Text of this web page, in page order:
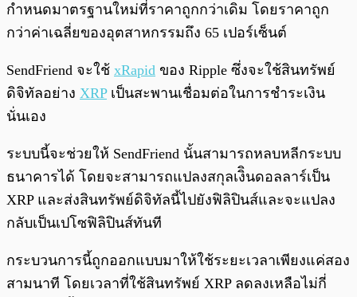
กำหนดมาตรฐานใหม่ที่ราคาถูกกว่าเดิม โดยราคาถูก
กว่าค่าเฉลี่ยของอุตสาหกรรมถึง 65 เปอร์เซ็นต์
SendFriend จะใช้ xRapid ของ Ripple ซึ่งจะใช้สินทรัพย์
ดิจิทัลอย่าง XRPเป็นสะพานเชื่อมต่อในการชำระเงิน
นั่นเอง
ระบบนี้จะช่วยให้ SendFriend นั้นสามารถหลบหลีกระบบ
ธนาคารได้ โดยจะสามารถแปลงสกุลเงิินดอลลาร์เป็น
XRP และส่งสินทรัพย์ดิจิทัลนี้ไปยังฟิลิปินส์และจะแปลง
กลับเป็นเปโซฟิลิปินส์ทันที
กระบวนการนี้ถูกออกแบบมาให้ใช้ระยะเวลาเพียงแค่สอง
สามนาที โดยเวลาที่ใช้สินทรัพย์ XRP ลดลงเหลือไม่กี่